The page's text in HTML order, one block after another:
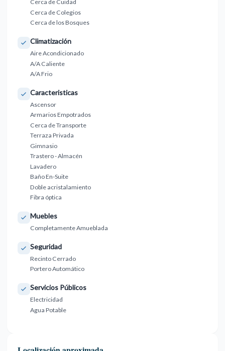
Cerca de Cuidad
Cerca de Colegios
Cerca de los Bosques
Climatización
Aire Acondicionado
A/A Caliente
A/A Frio
Caracteristicas
Ascensor
Armarios Empotrados
Cerca de Transporte
Terraza Privada
Gimnasio
Trastero - Almacén
Lavadero
Baño En-Suite
Doble acristalamiento
Fibra óptica
Muebles
Completamente Amueblada
Seguridad
Recinto Cerrado
Portero Automático
Servicios Públicos
Electricidad
Agua Potable